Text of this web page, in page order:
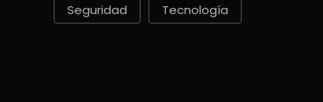
Seguridad Tecnología